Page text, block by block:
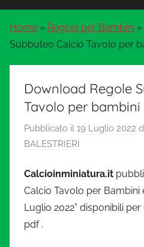
w
.
Home » Regole per Bambini »
Subbuteo Calcio Tavolo per
Download Regole
Tavolo per
Pubblicato il 19 Luglio 2022
BALESTRIERI
Calcioinminiatura.it
Calcio Tavolo per Bambini
Luglio 2022” disponibili
pdf .